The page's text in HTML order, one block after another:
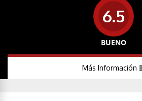
6.5
BUENO
Más Información